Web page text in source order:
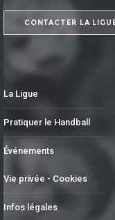
CONTACTER LA
La Ligue
Pratiquer le Handball
Événements
Vie privée - Cookies
Infos légales